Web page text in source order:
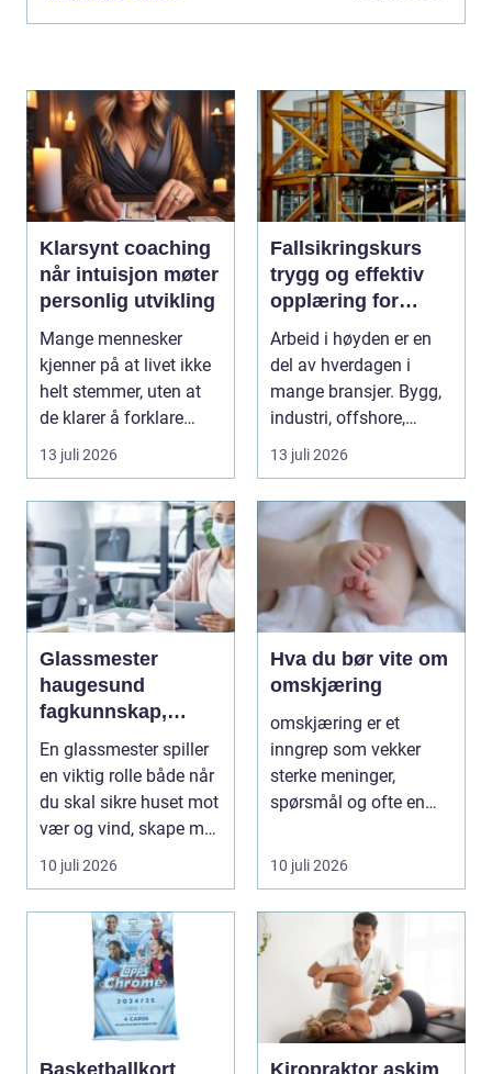
Klarsynt coaching
når intuisjon møter
personlig utvikling
Mange mennesker
kjenner på at livet ikke
helt stemmer, uten at
de klarer å forklare
hvorfor. De har ...
13 juli 2026
Fallsikringskurs
trygg og effektiv
opplæring for
arbeid i høyden
Arbeid i høyden er en
del av hverdagen i
mange bransjer. Bygg,
industri, offshore,
energi og maritim...
13 juli 2026
Glassmester
haugesund
fagkunnskap,
trygghet og gode
løsninger i glass
En glassmester spiller
en viktig rolle både når
du skal sikre huset mot
vær og vind, skape mer
lys i...
10 juli 2026
Hva du bør vite om
omskjæring
omskjæring er et
inngrep som vekker
sterke meninger,
spørsmål og ofte en
Mange l...
10 juli 2026
Basketballkort
Kiropraktor askim